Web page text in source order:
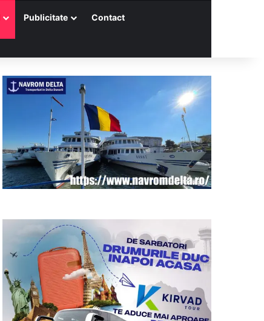
Publicitate Contact